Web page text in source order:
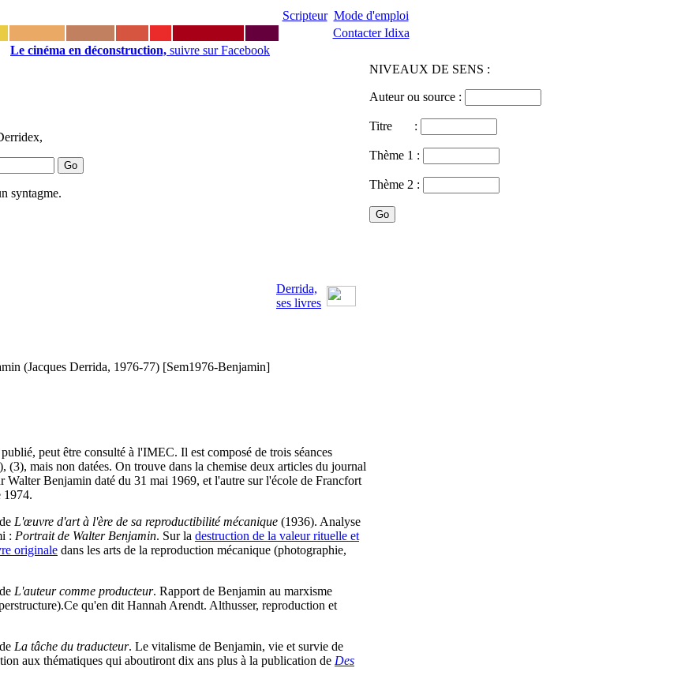
Scripteur Mode d'emploi
Contacter Idixa
Le cinéma en déconstruction, suivre sur Facebook
NIVEAUX DE SENS :
Auteur ou source :
Titre :
Thème 1 :
Thème 2 :
syntagme.
Derrida,
ses livres
(Jacques Derrida, 1976-77) [Sem1976-Benjamin]
peut être consulté à l'IMEC. Il est composé de trois séances
(3), mais non datées. On trouve dans la chemise deux articles du journal
Walter Benjamin daté du 31 mai 1969, et l'autre sur l'école de Francfort
1974.
L'œuvre d'art à l'ère de sa reproductibilité mécanique (1936). Analyse
: Portrait de Walter Benjamin. Sur la destruction de la valeur rituelle et
originale dans les arts de la reproduction mécanique (photographie,
L'auteur comme producteur. Rapport de Benjamin au marxisme
qu'en dit Hannah Arendt. Althusser, reproduction et
La tâche du traducteur. Le vitalisme de Benjamin, vie et survie de
aux thématiques qui aboutiront dix ans plus à la publication de Des